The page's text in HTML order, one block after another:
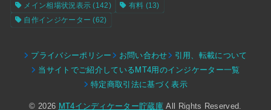
メイン相場状況表示 (142) 有料 (13)
自作インジケーター (62)
プライバシーポリシー お問い合わせ
引用、転載について
当サイトでご紹介しているMT4用のインジケーター一覧
特定商取引法に基づく表示
© 2026 MT4インディケーター貯蔵庫 All Rights Reserved.